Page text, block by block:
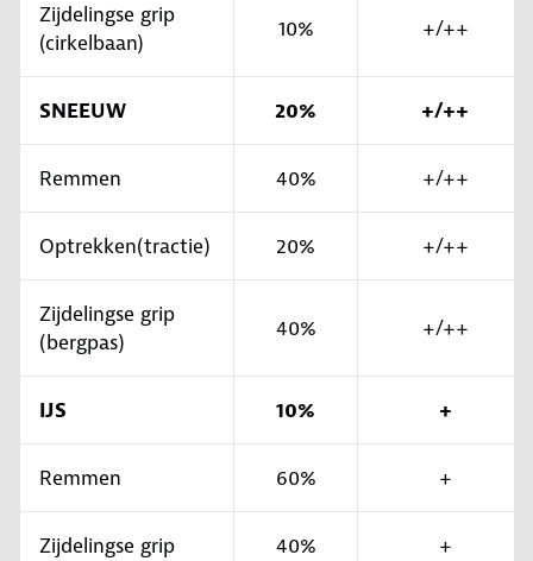
Zijdelingse grip
(cirkelbaan)
10% +/++
SNEEUW 20% +/++
Remmen 40% +/++
Optrekken(tractie) 20% +/++
Zijdelingse grip
(bergpas)
40% +/++
IJS 10% +
Remmen 60% +
Zijdelingse grip 40% +